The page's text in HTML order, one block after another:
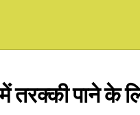
में तरक्की पाने के